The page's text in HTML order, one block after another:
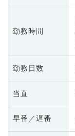
勤務時間
勤務日数
当直
早番／遅番